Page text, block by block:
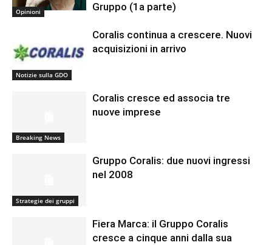
Opinioni
Gruppo (1a parte)
Notizie sulla GDO
Coralis continua a crescere. Nuovi
acquisizioni in arrivo
Breaking News
Coralis cresce ed associa tre
nuove imprese
Strategie dei gruppi
Gruppo Coralis: due nuovi ingressi
nel 2008
Fiera Marca: il Gruppo Coralis
cresce a cinque anni dalla sua